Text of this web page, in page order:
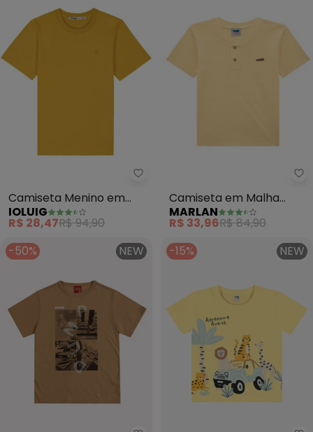
Ioluig - Camiseta Menino em
Camiseta Menino em
Meia Malha Penteada
(Amarelo)
IOLUIG
R$ 28,47R$ 94,90
Camiseta em Malha
Maquinetada Espanha
(Amarelo)
MARLAN
R$ 33,96R$ 84,90
-50%
NEW -15% NEW